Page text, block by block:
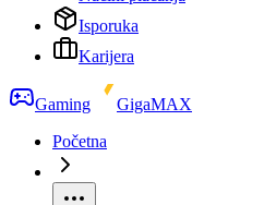
Isporuka
Karijera
Gaming
GigaMAX
Početna